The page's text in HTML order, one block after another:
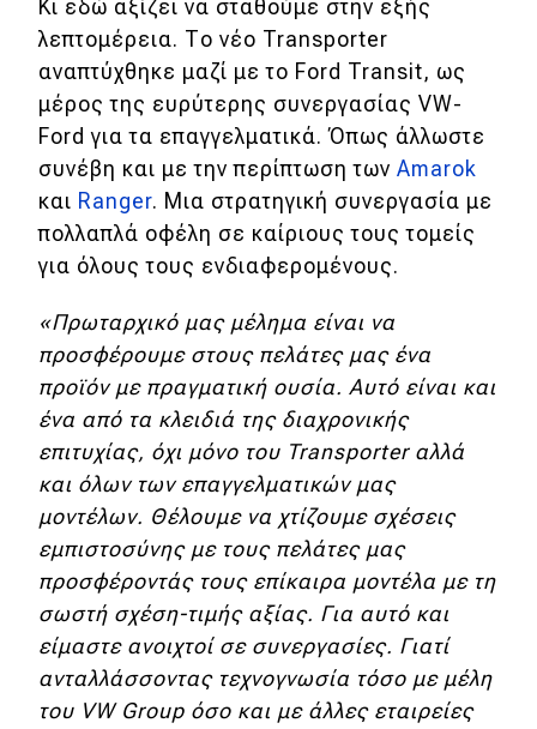
Κι εδώ αξίζει να σταθούμε στην εξής
λεπτομέρεια. Το νέο Transporter
αναπτύχθηκε μαζί με το Ford Transit, ως
μέρος της ευρύτερης συνεργασίας VW-
Ford για τα επαγγελματικά. Όπως άλλωστε
συνέβη και με την περίπτωση των Amarok
και Ranger. Μια στρατηγική συνεργασία με
πολλαπλά οφέλη σε καίριους τους τομείς
για όλους τους ενδιαφερομένους.
«Πρωταρχικό μας μέλημα είναι να
προσφέρουμε στους πελάτες μας ένα
προϊόν με πραγματική ουσία. Αυτό είναι και
ένα από τα κλειδιά της διαχρονικής
επιτυχίας, όχι μόνο του Transporter αλλά
και όλων των επαγγελματικών μας
μοντέλων. Θέλουμε να χτίζουμε σχέσεις
εμπιστοσύνης με τους πελάτες μας
προσφέροντάς τους επίκαιρα μοντέλα με τη
σωστή σχέση-τιμής αξίας. Για αυτό και
είμαστε ανοιχτοί σε συνεργασίες. Γιατί
ανταλλάσσοντας τεχνογνωσία τόσο με μέλη
του VW Group όσο και με άλλες εταιρείες